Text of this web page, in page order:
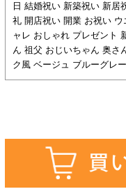
日 結婚祝い 新築祝い 新居
礼 開店祝い 開業 お祝い
ャレ おしゃれ プレゼント
ん 祖父 おじいちゃん 奥さ
ク風 ベージュ ブルーグレ